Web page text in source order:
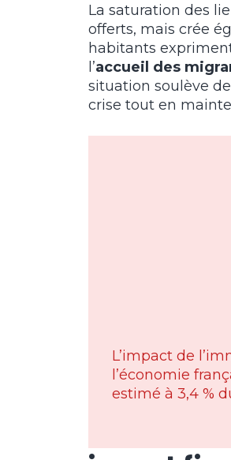
La saturation des
offerts, mais crée
habitants
l’accueil des
situation soulève
crise tout en
L’impact de
l’économie
estimé à 3,4 %